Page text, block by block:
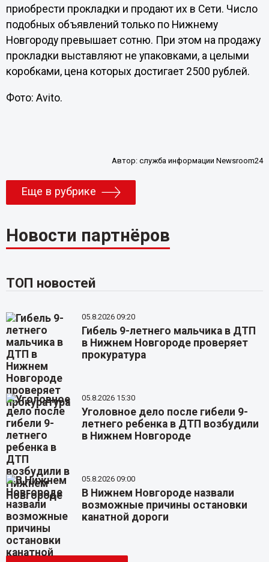
приобрести прокладки и продают их в Сети. Число
подобных объявлений только по Нижнему
Новгороду превышает сотню. При этом на продажу
прокладки выставляют не упаковками, а целыми
коробками, цена которых достигает 2500 рублей.
Фото: Avito.
Автор:служба информации Newsroom24
Еще в рубрике
Новости партнёров
ТОП новостей
05.8.2026 09:20
Гибель 9-летнего мальчика в ДТП
в Нижнем Новгороде проверяет
прокуратура
05.8.2026 15:30
Уголовное дело после гибели 9-
летнего ребенка в ДТП возбудили
в Нижнем Новгороде
05.8.2026 09:00
В Нижнем Новгороде назвали
возможные причины остановки
канатной дороги